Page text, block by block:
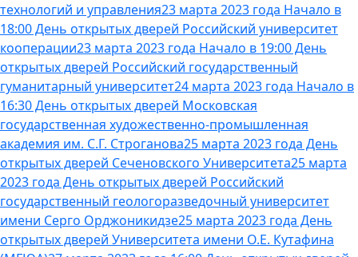
технологий и управления23 марта 2023 года Начало в
18:00 День открытых дверей Российский университет
кооперации23 марта 2023 года Начало в 19:00 День
открытых дверей Российский государственный
гуманитарный университет24 марта 2023 года Начало в
16:30 День открытых дверей Московская
государственная художественно-промышленная
академия им. С.Г. Строганова25 марта 2023 года День
открытых дверей Сеченовского Университета25 марта
2023 года День открытых дверей Российский
государственный геологоразведочный университет
имени Серго Орджоникидзе25 марта 2023 года День
открытых дверей Университета имени О.Е. Кутафина